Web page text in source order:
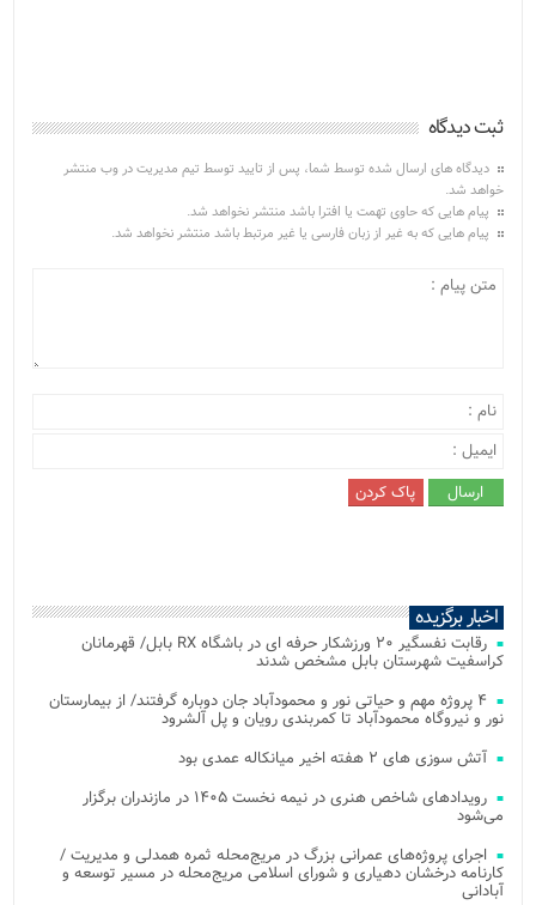
ثبت دیدگاه
دیدگاه های ارسال شده توسط شما، پس از تایید توسط تیم مدیریت در وب منتشر
خواهد شد.
پیام هایی که حاوی تهمت یا افترا باشد منتشر نخواهد شد.
پیام هایی که به غیر از زبان فارسی یا غیر مرتبط باشد منتشر نخواهد شد.
اخبار برگزیده
رقابت نفسگیر ۲۰ ورزشکار حرفه ای در باشگاه RX بابل/ قهرمانان
کراسفیت شهرستان بابل مشخص شدند
۴ پروژه مهم و حیاتی نور و محمودآباد جان دوباره گرفتند/ از بیمارستان
نور و نیروگاه محمودآباد تا کمربندی رویان و پل آلشرود
آتش‌ سوزی‌ های ۲ هفته اخیر میانکاله عمدی بود
رویدادهای شاخص هنری در نیمه نخست ۱۴۰۵ در مازندران برگزار
می‌شود
اجرای پروژه‌های عمرانی بزرگ در مریج‌محله ثمره همدلی و مدیریت /
کارنامه درخشان دهیاری و شورای اسلامی مریج‌محله در مسیر توسعه و
آبادانی